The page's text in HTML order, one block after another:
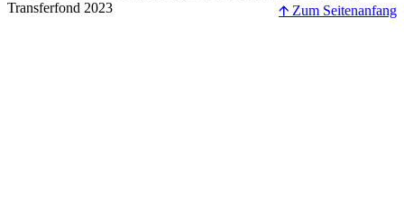
Transferfond 2023
🡩 Zum Seitenanfang